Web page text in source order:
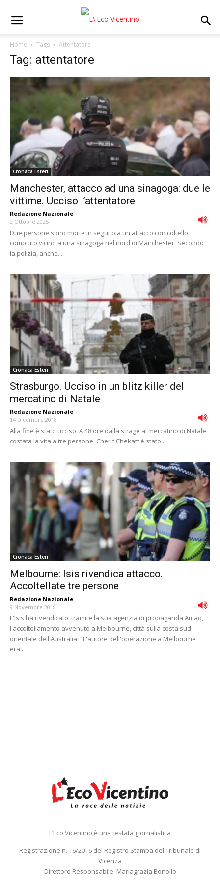
Home Tags Attentatore
Tag: attentatore
Cronaca Esteri
Manchester, attacco ad una sinagoga: due le
vittime. Ucciso l’attentatore
Redazione Nazionale -
2 Ottobre 2025
Due persone sono morte in seguito a un attacco con coltello
compiuto vicino a una sinagoga nel nord di Manchester. Secondo
la polizia, anche...
Cronaca Esteri
Strasburgo. Ucciso in un blitz killer del
mercatino di Natale
Redazione Nazionale -
14 Dicembre 2018
Alla fine è stato ucciso. A 48 ore dalla strage al mercatino di Natale,
costata la vita a tre persone. Cherif Chekatt è stato...
Cronaca Esteri
Melbourne: Isis rivendica attacco.
Accoltellate tre persone
Redazione Nazionale -
9 Novembre 2018
L'Isis ha rivendicato, tramite la sua agenzia di propaganda Amaq,
l'accoltellamento avvenuto a Melbourne, città sulla costa sud-
orientale dell'Australia. "L'autore dell'operazione a Melbourne
era...
L’Eco Vicentino è una testata giornalistica
Registrazione n. 16/2016 del Registro Stampa del Tribunale di
Vicenza
Direttore Responsabile: Mariagrazia Bonollo